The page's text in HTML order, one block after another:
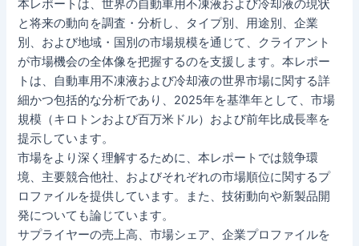
本レポートは、世界の自動車用不凍液および冷却液の現状
と将来の動向を調査・分析し、タイプ別、用途別、企業
別、および地域・国別の市場規模を通じて、クライアント
が市場機会の全体像を把握するのを支援します。本レポー
トは、自動車用不凍液および冷却液の世界市場に関する詳
細かつ包括的な分析であり、2025年を基準年として、市場
規模（キロトンおよび百万米ドル）および前年比成長率を
提示しています。
市場をより深く理解するために、本レポートでは競争環
境、主要競合他社、およびそれぞれの市場順位に関するプ
ロファイルを提供しています。また、技術動向や新製品開
発についても論じています。
サプライヤーの売上高、市場シェア、企業プロファイルを